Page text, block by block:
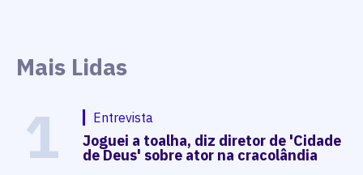
Mais Lidas
1 Entrevista
Joguei a toalha, diz diretor de 'Cidade
de Deus' sobre ator na cracolândia